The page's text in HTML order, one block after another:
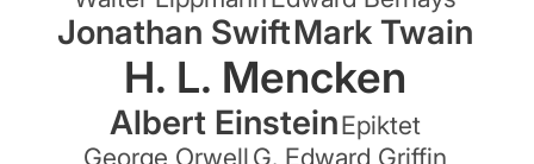
Jonathan SwiftMark Twain
H. L. Mencken
Albert EinsteinEpiktet
George OrwellG. Edward Griffin